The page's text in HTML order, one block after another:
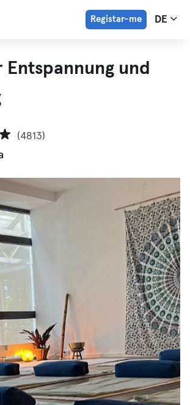
Registar-me DE
Entspannung und
(4813)